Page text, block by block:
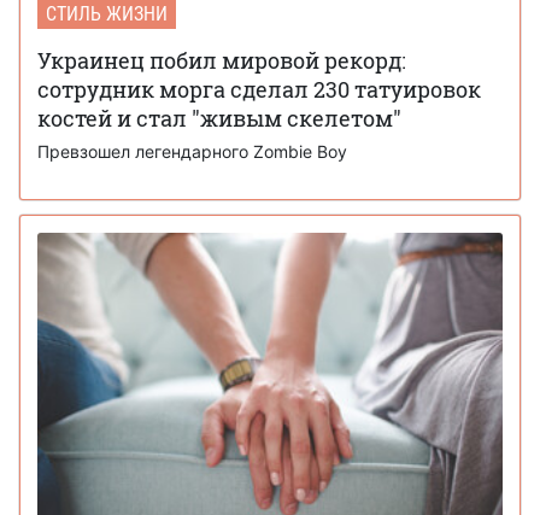
СТИЛЬ ЖИЗНИ
Украинец побил мировой рекорд:
сотрудник морга сделал 230 татуировок
костей и стал "живым скелетом"
Превзошел легендарного Zombie Boy